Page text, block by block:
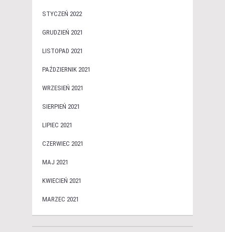
STYCZEŃ 2022
GRUDZIEŃ 2021
LISTOPAD 2021
PAŹDZIERNIK 2021
WRZESIEŃ 2021
SIERPIEŃ 2021
LIPIEC 2021
CZERWIEC 2021
MAJ 2021
KWIECIEŃ 2021
MARZEC 2021